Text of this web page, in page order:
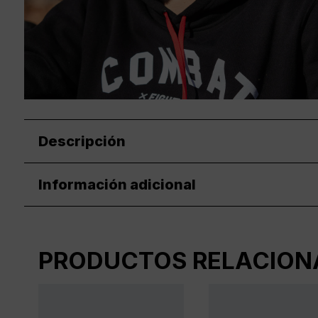
Descripción
Información adicional
PRODUCTOS